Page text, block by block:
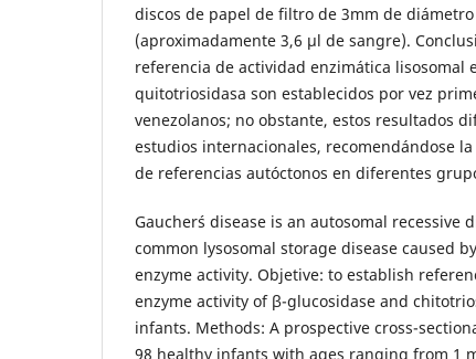
discos de papel de filtro de 3mm de diámetro
(aproximadamente 3,6 µl de sangre).
referencia de actividad enzimática lisosomal
quitotriosidasa son establecidos por vez
venezolanos; no obstante, estos resultados
estudios internacionales, recomendándose
de referencias autóctonos en diferentes
Gaucher´s disease is an autosomal recessive
common lysosomal storage disease caused
enzyme activity. Objetive: to establish
enzyme activity of β-glucosidase and
infants. Methods: A prospective cross-
98 healthy infants with ages ranging from 1